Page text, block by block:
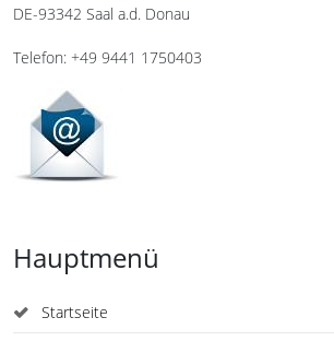
DE-93342 Saal a.d. Donau
Telefon: +49 9441 1750403
Hauptmenü
Startseite